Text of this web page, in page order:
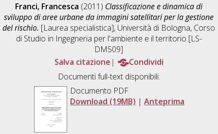
Franci, Francesca (2011) Classificazione e dinamica di
sviluppo di aree urbane da immagini satellitari per la gestione
del rischio. [Laurea specialistica], Università di Bologna, Corso
di Studio in Ingegneria per l'ambiente e il territorio [LS-
DM509]
Salva citazione
Condividi
Documenti full-text disponibili:
Documento PDF
Download (19MB) |Anteprima